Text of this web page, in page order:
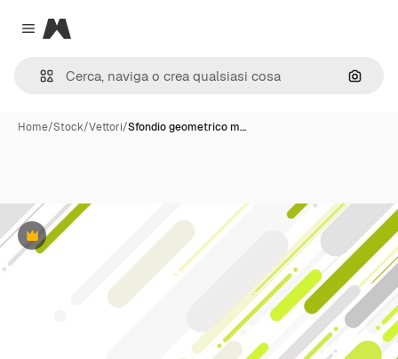
Close menu
Magnific
Cerca
Home/Stock/Vettori/Sfondio geometrico m…
Premium